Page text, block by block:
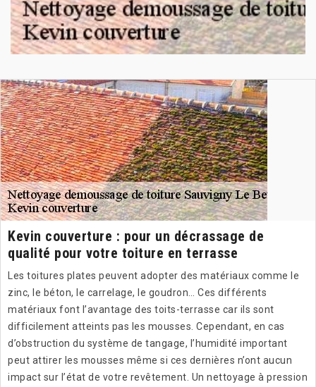
Kevin couverture : pour un décrassage de
qualité pour votre toiture en terrasse
Les toitures plates peuvent adopter des matériaux comme le
zinc, le béton, le carrelage, le goudron… Ces différents
matériaux font l’avantage des toits-terrasse car ils sont
difficilement atteints pas les mousses. Cependant, en cas
d’obstruction du système de tangage, l’humidité important
peut attirer les mousses même si ces dernières n’ont aucun
impact sur l’état de votre revêtement. Un nettoyage à pression